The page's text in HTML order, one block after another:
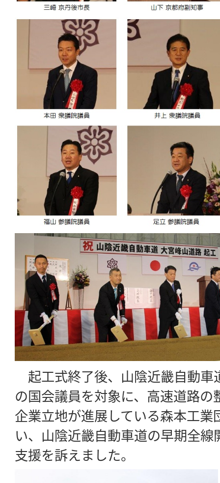
起工式終了後、山陰近畿自動車
の国会議員を対象に、高速道路の
企業立地が進展している森本工業
い、山陰近畿自動車道の早期全
支援を訴えました。